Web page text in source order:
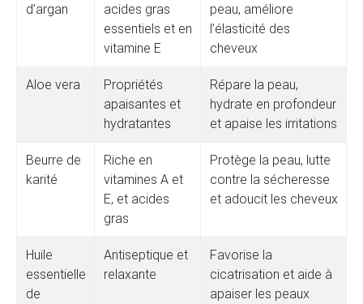
d’argan
acides gras
essentiels et en
vitamine E
peau, améliore
l’élasticité des
cheveux
Aloe vera
Propriétés
apaisantes et
hydratantes
Répare la peau,
hydrate en profondeur
et apaise les irritations
Beurre de
karité
Riche en
vitamines A et
E, et acides
gras
Protège la peau, lutte
contre la sécheresse
et adoucit les cheveux
Huile
essentielle
de
Antiseptique et
relaxante
Favorise la
cicatrisation et aide à
apaiser les peaux